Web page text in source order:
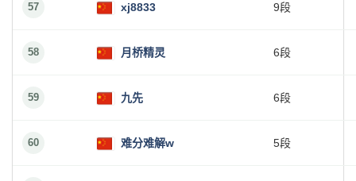
57 xj8833 9段
58 月桥精灵 6段
59 九先 6段
60 难分难解w 5段